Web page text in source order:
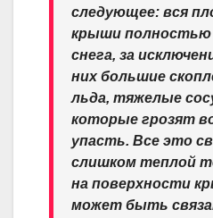
следующее: вся
крыши полностью
снега, за
них большие
льда, тяжелые
которые грозят
упасть. Все это
слишком теплой
на поверхности
может быть